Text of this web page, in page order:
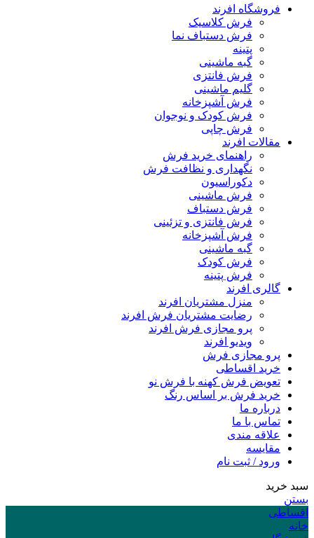
فروشگاه افرند
فرش کلاسیک
فرش دستباف نما
پتینه
گبه ماشینی
فرش فانتزی
گلیم ماشینی
فرش آشپزخانه
فرش کودک و نوجوان
فرش چاپی
مقالات افرند
راهنمای خرید فرش
نگهداری و نظافت فرش
دکوراسیون
فرش ماشینی
فرش دستباف
فرش فانتزی و تزئینی
فرش آشپزخانه
گبه ماشینی
فرش کودک
فرش پتینه
گالری افرند
منزل مشتریان افرند
رضایت مشتریان فرش افرند
پرو مجازی فرش افرند
ویدیو افرند
پرو مجازی فرش
خرید اقساطی
تعویض فرش کهنه با فرش نو
خرید فرش بر اساس رنگ
درباره ما
تماس با ما
علاقه مندی
مقایسه
ورود / ثبت نام
سبد خرید
بستن
اقساطی
خانه